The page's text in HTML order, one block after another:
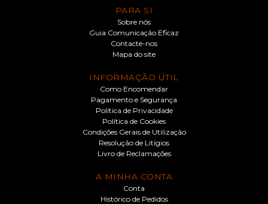
PARA SI
Sobre nós
Guia Comunicação Eficaz
Contacte-nos
Mapa do site
INFORMAÇÃO ÚTIL
Como Encomendar
Pagamento e Segurança
Política de Privacidade
Política de Cookies
Condições Gerais de Utilização
Resolução de Litígios
Livro de Reclamações
A MINHA CONTA
Conta
Histórico de Pedidos